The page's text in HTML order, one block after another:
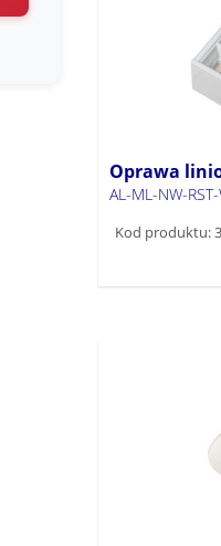
Oprawa
AL-ML-NW-
Kod produktu: